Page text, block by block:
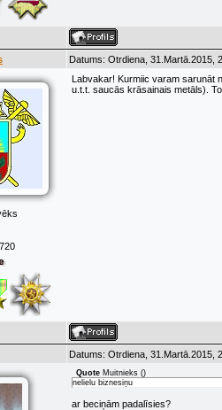
Datums: Otrdiena, 31.Martā.2015,
Labvakar! Kurmiic varam sarunāt
u.t.t. saucās krāsainais metāls).
Datums: Otrdiena, 31.Martā.2015,
Quote Muitnieks ()
nelielu biznesiņu
ar beciņām padalīsies?